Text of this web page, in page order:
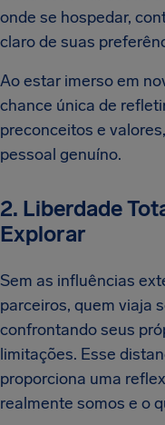
onde se hospedar,
claro de suas
Ao estar imerso em
chance única de
preconceitos e
pessoal genuíno.
2. Liberdade
Explorar
Sem as influências
parceiros, quem viaja
confrontando seus
limitações. Esse
proporciona uma
realmente somos e o